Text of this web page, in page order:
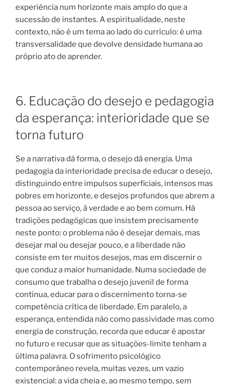
experiência num horizonte mais amplo do que a
sucessão de instantes. A espiritualidade, neste
contexto, não é um tema ao lado do currículo: é uma
transversalidade que devolve densidade humana ao
próprio ato de aprender.
6. Educação do desejo e pedagogia
da esperança: interioridade que se
torna futuro
Se a narrativa dá forma, o desejo dá energia. Uma
pedagogia da interioridade precisa de educar o desejo,
distinguindo entre impulsos superficiais, intensos mas
pobres em horizonte, e desejos profundos que abrem a
pessoa ao serviço, à verdade e ao bem comum. Há
tradições pedagógicas que insistem precisamente
neste ponto: o problema não é desejar demais, mas
desejar mal ou desejar pouco, e a liberdade não
consiste em ter muitos desejos, mas em discernir o
que conduz a maior humanidade. Numa sociedade de
consumo que trabalha o desejo juvenil de forma
contínua, educar para o discernimento torna-se
competência crítica de liberdade. Em paralelo, a
esperança, entendida não como passividade mas como
energia de construção, recorda que educar é apostar
no futuro e recusar que as situações-limite tenham a
última palavra. O sofrimento psicológico
contemporâneo revela, muitas vezes, um vazio
existencial: a vida cheia e, ao mesmo tempo, sem